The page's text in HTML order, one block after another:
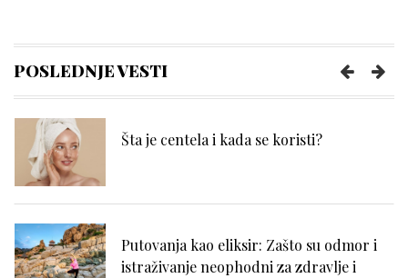
POSLEDNJE VESTI
Šta je centela i kada se koristi?
Putovanja kao eliksir: Zašto su odmor i
istraživanje neophodni za zdravlje i